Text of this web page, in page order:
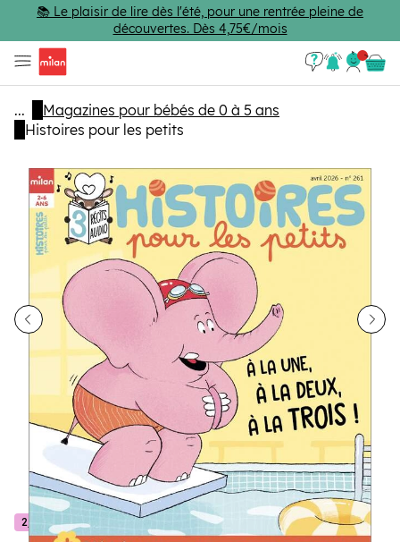
Passer au contenu principal
📚 Le plaisir de lire dès l'été, pour une rentrée pleine de
découvertes. Dès 4,75€/mois
Se
...
Magazines pour bébés de 0 à 5 ans
Histoires pour les petits
2/6 ans